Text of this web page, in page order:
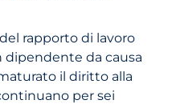
rapporto di lavoro
da causa
il diritto alla
per sei